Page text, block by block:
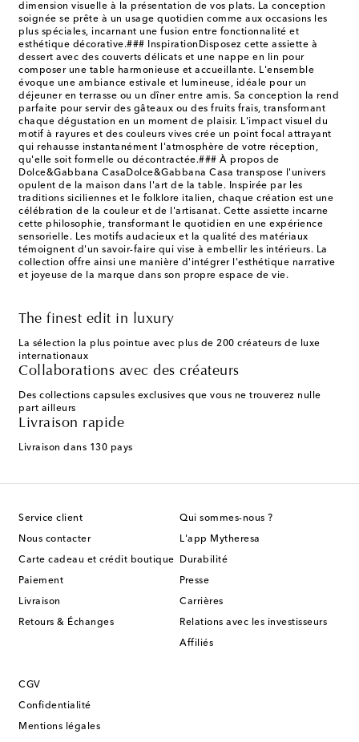
dimension visuelle à la présentation de vos plats. La conception
soignée se prête à un usage quotidien comme aux occasions les
plus spéciales, incarnant une fusion entre fonctionnalité et
esthétique décorative.### InspirationDisposez cette assiette à
dessert avec des couverts délicats et une nappe en lin pour
composer une table harmonieuse et accueillante. L'ensemble
évoque une ambiance estivale et lumineuse, idéale pour un
déjeuner en terrasse ou un dîner entre amis. Sa conception la rend
parfaite pour servir des gâteaux ou des fruits frais, transformant
chaque dégustation en un moment de plaisir. L'impact visuel du
motif à rayures et des couleurs vives crée un point focal attrayant
qui rehausse instantanément l'atmosphère de votre réception,
qu'elle soit formelle ou décontractée.### À propos de
Dolce&Gabbana CasaDolce&Gabbana Casa transpose l'univers
opulent de la maison dans l'art de la table. Inspirée par les
traditions siciliennes et le folklore italien, chaque création est une
célébration de la couleur et de l'artisanat. Cette assiette incarne
cette philosophie, transformant le quotidien en une expérience
sensorielle. Les motifs audacieux et la qualité des matériaux
témoignent d'un savoir-faire qui vise à embellir les intérieurs. La
collection offre ainsi une manière d'intégrer l'esthétique narrative
et joyeuse de la marque dans son propre espace de vie.
The finest edit in luxury
La sélection la plus pointue avec plus de 200 créateurs de luxe
internationaux
Collaborations avec des créateurs
Des collections capsules exclusives que vous ne trouverez nulle
part ailleurs
Livraison rapide
Livraison dans 130 pays
Service client
Nous contacter
Carte cadeau et crédit boutique
Paiement
Livraison
Retours & Échanges
Qui sommes-nous ?
L'app Mytheresa
Durabilité
Presse
Carrières
Relations avec les investisseurs
Affiliés
CGV
Confidentialité
Mentions légales